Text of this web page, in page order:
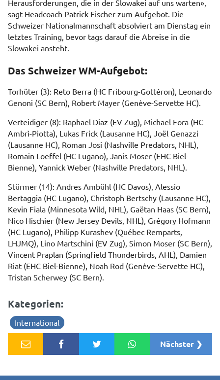
Herausforderungen, die in der Slowakei auf uns warten»,
sagt Headcoach Patrick Fischer zum Aufgebot. Die
Schweizer Nationalmannschaft absolviert am Dienstag ein
letztes Training, bevor tags darauf die Abreise in die
Slowakei ansteht.
Das Schweizer WM-Aufgebot:
Torhüter (3): Reto Berra (HC Fribourg-Gottéron), Leonardo
Genoni (SC Bern), Robert Mayer (Genève-Servette HC).
Verteidiger (8): Raphael Diaz (EV Zug), Michael Fora (HC
Ambrì-Piotta), Lukas Frick (Lausanne HC), Joël Genazzi
(Lausanne HC), Roman Josi (Nashville Predators, NHL),
Romain Loeffel (HC Lugano), Janis Moser (EHC Biel-
Bienne), Yannick Weber (Nashville Predators, NHL).
Stürmer (14): Andres Ambühl (HC Davos), Alessio
Bertaggia (HC Lugano), Christoph Bertschy (Lausanne HC),
Kevin Fiala (Minnesota Wild, NHL), Gaëtan Haas (SC Bern),
Nico Hischier (New Jersey Devils, NHL), Grégory Hofmann
(HC Lugano), Philipp Kurashev (Québec Remparts,
LHJMQ), Lino Martschini (EV Zug), Simon Moser (SC Bern),
Vincent Praplan (Springfield Thunderbirds, AHL), Damien
Riat (EHC Biel-Bienne), Noah Rod (Genève-Servette HC),
Tristan Scherwey (SC Bern).
Kategorien:
International
Nächster ❯